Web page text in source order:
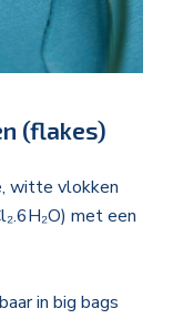
(flakes)
witte vlokken
met een
in big bags